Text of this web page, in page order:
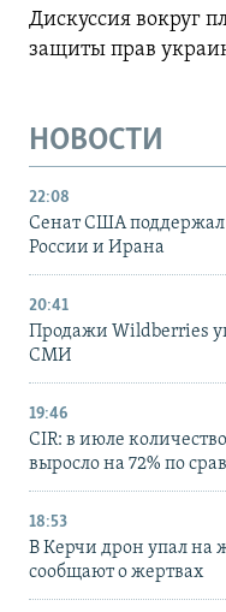
Дискуссия вокруг
защиты прав
НОВОСТИ
22:08
Сенат США
России и Ирана
20:41
Продажи Wildberries
СМИ
19:46
CIR: в июле
выросло на 72% по
18:53
В Керчи дрон упал на
сообщают о жертвах